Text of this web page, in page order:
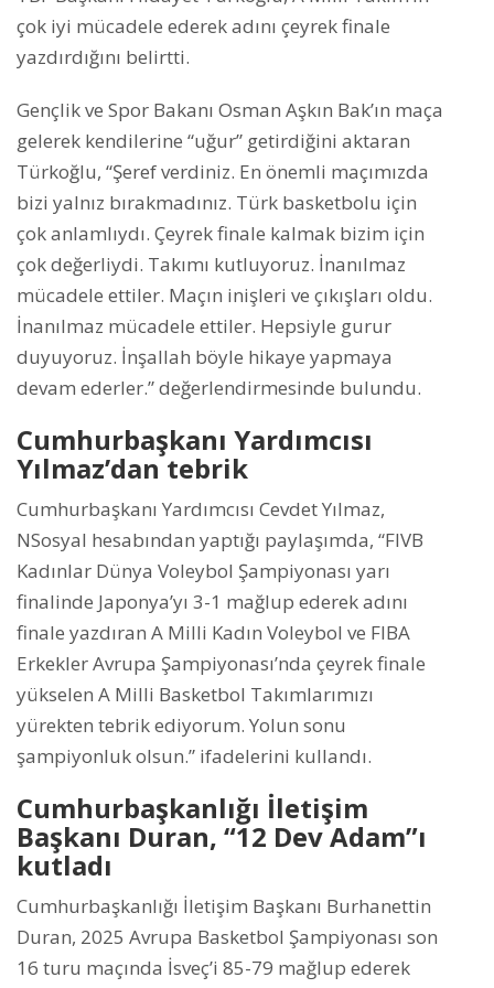
çok iyi mücadele ederek adını çeyrek finale
yazdırdığını belirtti.
Gençlik ve Spor Bakanı Osman Aşkın Bak’ın maça
gelerek kendilerine “uğur” getirdiğini aktaran
Türkoğlu, “Şeref verdiniz. En önemli maçımızda
bizi yalnız bırakmadınız. Türk basketbolu için
çok anlamlıydı. Çeyrek finale kalmak bizim için
çok değerliydi. Takımı kutluyoruz. İnanılmaz
mücadele ettiler. Maçın inişleri ve çıkışları oldu.
İnanılmaz mücadele ettiler. Hepsiyle gurur
duyuyoruz. İnşallah böyle hikaye yapmaya
devam ederler.” değerlendirmesinde bulundu.
Cumhurbaşkanı Yardımcısı
Yılmaz’dan tebrik
Cumhurbaşkanı Yardımcısı Cevdet Yılmaz,
NSosyal hesabından yaptığı paylaşımda, “FIVB
Kadınlar Dünya Voleybol Şampiyonası yarı
finalinde Japonya’yı 3-1 mağlup ederek adını
finale yazdıran A Milli Kadın Voleybol ve FIBA
Erkekler Avrupa Şampiyonası’nda çeyrek finale
yükselen A Milli Basketbol Takımlarımızı
yürekten tebrik ediyorum. Yolun sonu
şampiyonluk olsun.” ifadelerini kullandı.
Cumhurbaşkanlığı İletişim
Başkanı Duran, “12 Dev Adam”ı
kutladı
Cumhurbaşkanlığı İletişim Başkanı Burhanettin
Duran, 2025 Avrupa Basketbol Şampiyonası son
16 turu maçında İsveç’i 85-79 mağlup ederek